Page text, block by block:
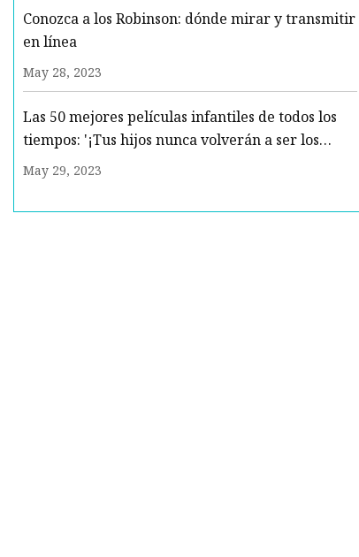
Conozca a los Robinson: dónde mirar y transmitir
en línea
May 28, 2023
Las 50 mejores películas infantiles de todos los
tiempos: '¡Tus hijos nunca volverán a ser los
mismos!'
May 29, 2023